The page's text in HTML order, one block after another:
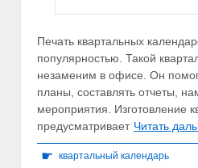
Печать квартальных
популярностью. Такой
незаменим в офисе. Он
планы, составлять отчеты,
мероприятия. Изготовление
предусматривает Читать
☛ квартальный календарь